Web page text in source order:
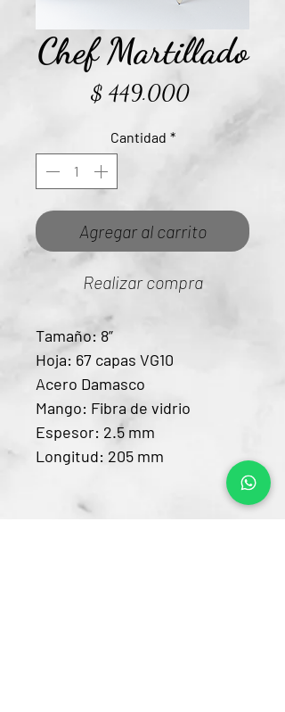
Chef Martillado
$ 449.000Precio
Cantidad *
Agregar al carrito
Realizar compra
Tamaño: 8”
Hoja: 67 capas VG10
Acero Damasco
Mango: Fibra de vidrio
Espesor: 2.5 mm
Longitud: 205 mm